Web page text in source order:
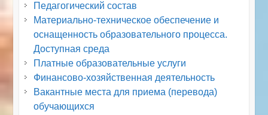
Педагогический состав
Материально-техническое обеспечение и
оснащенность образовательного процесса.
Доступная среда
Платные образовательные услуги
Финансово-хозяйственная деятельность
Вакантные места для приема (перевода)
обучающихся